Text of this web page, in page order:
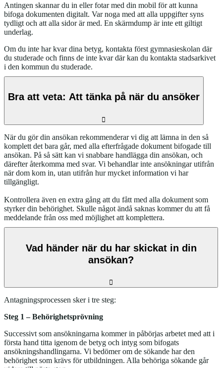
Antingen skannar du in eller fotar med din mobil för att kunna
bifoga dokumenten digitalt. Var noga med att alla uppgifter syns
tydligt och att alla sidor är med. En skärmdump är inte ett giltigt
underlag.
Om du inte har kvar dina betyg, kontakta först gymnasieskolan där
du studerade och finns de inte kvar där kan du kontakta stadsarkivet
i den kommun du studerade.
Bra att veta: Att tänka på när du ansöker
När du gör din ansökan rekommenderar vi dig att lämna in den så
komplett det bara går, med alla efterfrågade dokument bifogade till
ansökan. På så sätt kan vi snabbare handlägga din ansökan, och
därefter återkomma med svar. Vi behandlar inte ansökningar utifrån
när dom kom in, utan utifrån hur mycket information vi har
tillgängligt.
Kontrollera även en extra gång att du fått med alla dokument som
styrker din behörighet. Skulle något ändå saknas kommer du att få
meddelande från oss med möjlighet att komplettera.
Vad händer när du har skickat in din
ansökan?
Antagningsprocessen sker i tre steg:
Steg 1 – Behörighetsprövning
Successivt som ansökningarna kommer in påbörjas arbetet med att i
första hand titta igenom de betyg och intyg som bifogats
ansökningshandlingarna. Vi bedömer om de sökande har den
behörighet som krävs för utbildningen. Alla behöriga sökande går